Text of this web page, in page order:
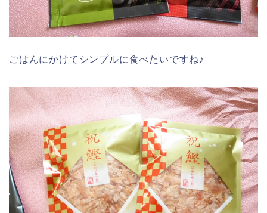
ごはんにかけてシンプルに食べたいですね♪